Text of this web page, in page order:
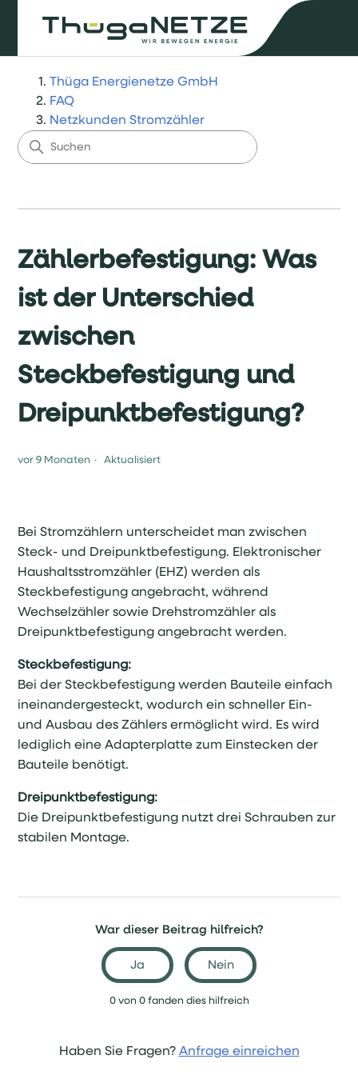
Thüga Energienetze GmbH
FAQ
Netzkunden Stromzähler
Zählerbefestigung: Was
ist der Unterschied
zwischen
Steckbefestigung und
Dreipunktbefestigung?
vor 9 Monaten Aktualisiert
Bei Stromzählern unterscheidet man zwischen
Steck- und Dreipunktbefestigung. Elektronischer
Haushaltsstromzähler (EHZ) werden als
Steckbefestigung angebracht, während
Wechselzähler sowie Drehstromzähler als
Dreipunktbefestigung angebracht werden.
Steckbefestigung:
Bei der Steckbefestigung werden Bauteile einfach
ineinandergesteckt, wodurch ein schneller Ein-
und Ausbau des Zählers ermöglicht wird. Es wird
lediglich eine Adapterplatte zum Einstecken der
Bauteile benötigt.
Dreipunktbefestigung:
Die Dreipunktbefestigung nutzt drei Schrauben zur
stabilen Montage.
War dieser Beitrag hilfreich?
Ja Nein
0 von 0 fanden dies hilfreich
Haben Sie Fragen? Anfrage einreichen